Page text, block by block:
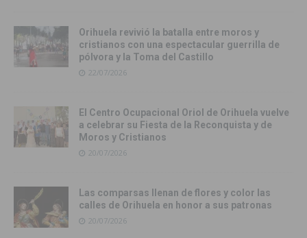
Orihuela revivió la batalla entre moros y
cristianos con una espectacular guerrilla de
pólvora y la Toma del Castillo
22/07/2026
El Centro Ocupacional Oriol de Orihuela vuelve
a celebrar su Fiesta de la Reconquista y de
Moros y Cristianos
20/07/2026
Las comparsas llenan de flores y color las
calles de Orihuela en honor a sus patronas
20/07/2026